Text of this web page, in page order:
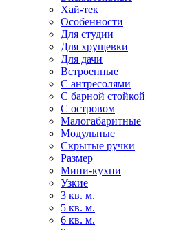
Хай-тек
Особенности
Для студии
Для хрущевки
Для дачи
Встроенные
С антресолями
С барной стойкой
С островом
Малогабаритные
Модульные
Скрытые ручки
Размер
Мини-кухни
Узкие
3 кв. м.
5 кв. м.
6 кв. м.